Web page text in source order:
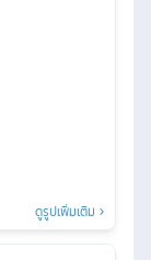
ดูรูปเพิ่มเติม